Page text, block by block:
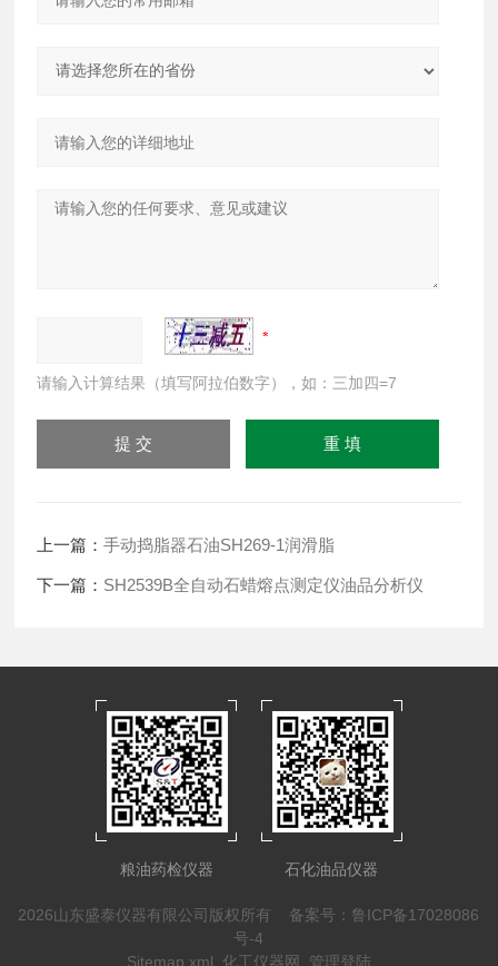
请输入计算结果（填写阿拉伯数字），如：三加四=7
上一篇：手动捣脂器石油SH269-1润滑脂
下一篇： SH2539B全自动石蜡熔点测定仪油品分析仪
粮油药检仪器 石化油品仪器
2026山东盛泰仪器有限公司版权所有 备案号：鲁ICP备17028086
号-4
Sitemap.xml 化工仪器网 管理登陆